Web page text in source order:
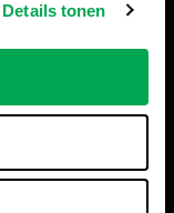
Details tonen